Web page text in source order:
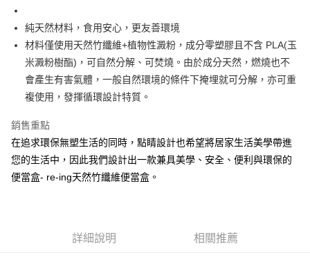
元大商業銀行
永豐商業銀行
玉山商業銀行
星展（台灣）商業銀行
台新國際商業銀行
中國信託商業銀行
台灣樂天信用卡公司
匯豐（台灣）商業銀行
華泰商業銀行
聯邦商業銀行
遠東國際商業銀行
元大商業銀行
永豐商業銀行
玉山商業銀行
星展（台灣）商業銀行
台新國際商業銀行
中國信託商業銀行
台灣樂天信用卡公司
純天然材料，食用安心，更友善環境
材料僅使用天然竹纖維+植物性澱粉，成分零塑膠且不含 PLA(玉
米澱粉樹酯)，可自然分解、可焚燒。由於成分天然，燃燒也不
會產生有害氣體，一般自然環境的條件下掩埋就可分解，亦可重
複使用，發揮循環設計特質。
銷售重點
在追求環保無塑生活的同時，點睛設計也希望將居家生活美學帶進
您的生活中，因此我們設計出一款兼具美學、安全、便利與環保的
便當盒- re-ing天然竹纖維便當盒。
詳細說明 相關推薦